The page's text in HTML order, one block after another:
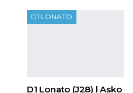
D1 LONATO
D1 Lonato (J28) l Asko